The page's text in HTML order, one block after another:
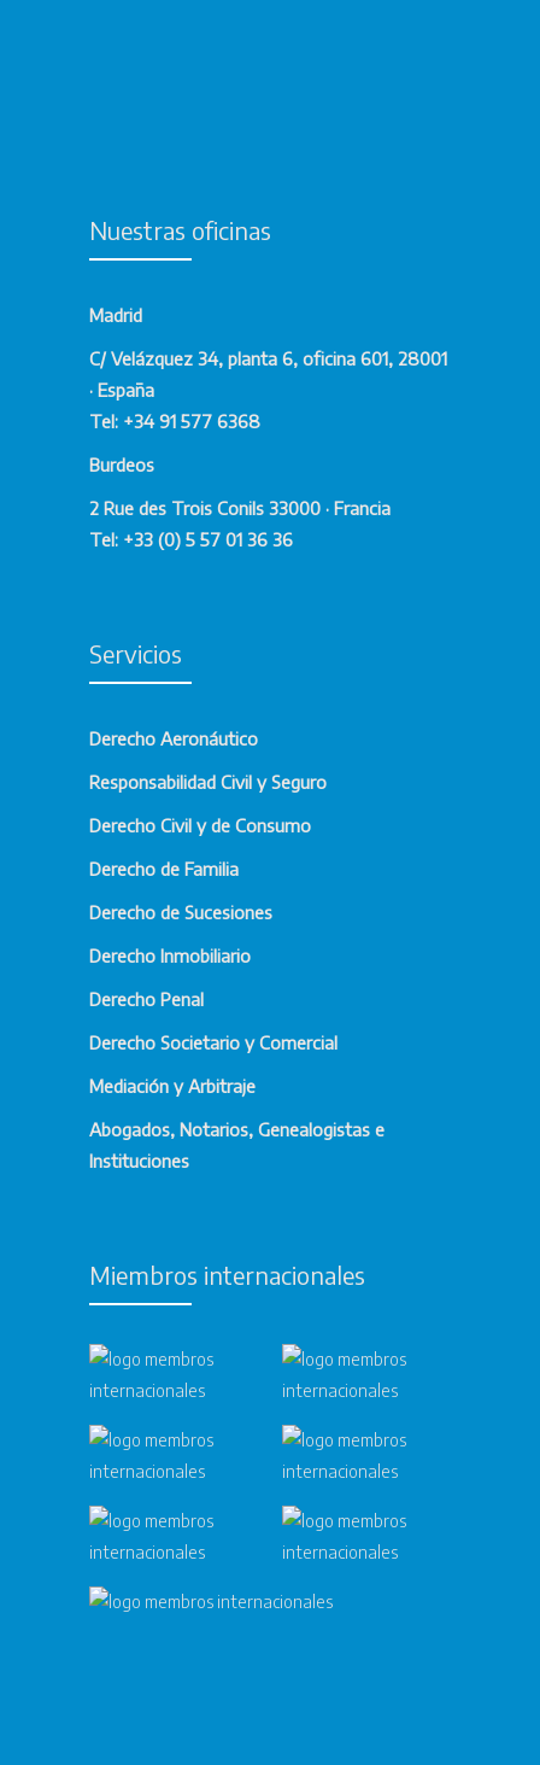
Nuestras oficinas
Madrid
C/ Velázquez 34, planta 6, oficina 601, 28001
· España
Tel: +34 91 577 6368
Burdeos
2 Rue des Trois Conils 33000 · Francia
Tel: +33 (0) 5 57 01 36 36
Servicios
Derecho Aeronáutico
Responsabilidad Civil y Seguro
Derecho Civil y de Consumo
Derecho de Familia
Derecho de Sucesiones
Derecho Inmobiliario
Derecho Penal
Derecho Societario y Comercial
Mediación y Arbitraje
Abogados, Notarios, Genealogistas e
Instituciones
Miembros internacionales